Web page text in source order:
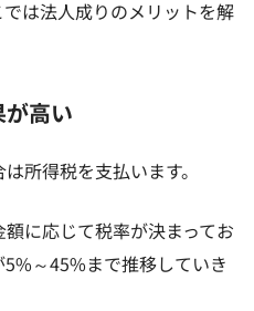
は法人成りのメリットを解
高い
所得税を支払います。
に応じて税率が決まってお
～45%まで推移していき